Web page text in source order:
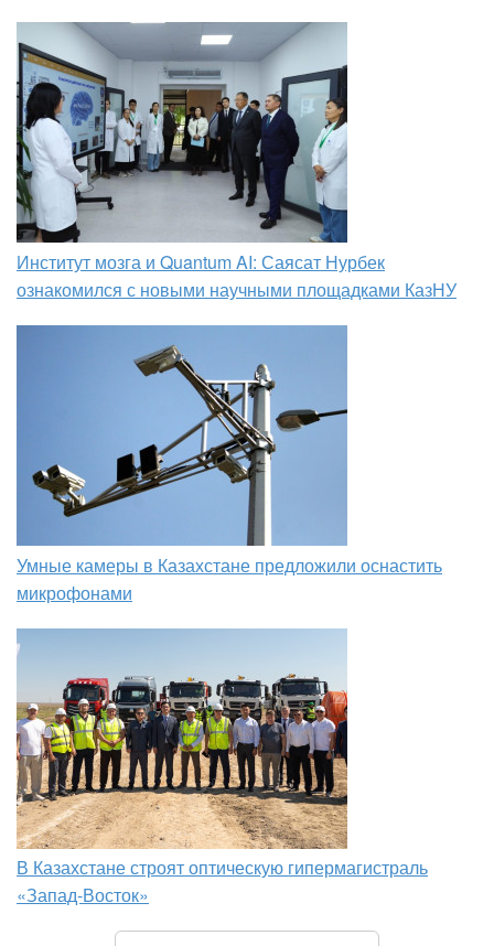
Институт мозга и Quantum AI: Саясат Нурбек
ознакомился с новыми научными площадками КазНУ
Умные камеры в Казахстане предложили оснастить
микрофонами
В Казахстане строят оптическую гипермагистраль
«Запад-Восток»